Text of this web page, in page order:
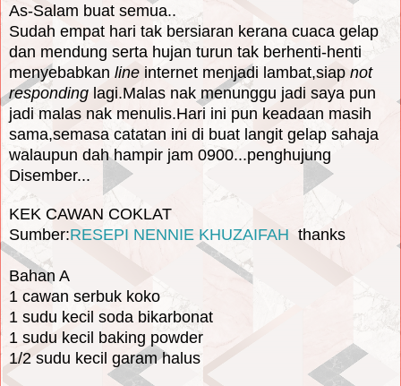
As-Salam buat semua..
Sudah empat hari tak bersiaran kerana cuaca gelap
dan mendung serta hujan turun tak berhenti-henti
menyebabkan line internet menjadi lambat,siap not
responding lagi.Malas nak menunggu jadi saya pun
jadi malas nak menulis.Hari ini pun keadaan masih
sama,semasa catatan ini di buat langit gelap sahaja
walaupun dah hampir jam 0900...penghujung
Disember...
KEK CAWAN COKLAT
Sumber:RESEPI NENNIE KHUZAIFAH thanks
Bahan A
1 cawan serbuk koko
1 sudu kecil soda bikarbonat
1 sudu kecil baking powder
1/2 sudu kecil garam halus